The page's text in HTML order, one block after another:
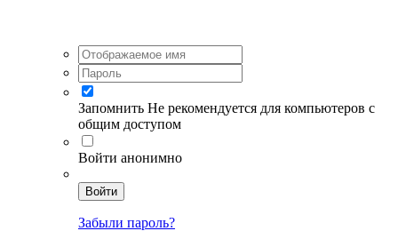
Запомнить Не рекомендуется для компьютеров с
общим доступом
Войти анонимно
Войти
Забыли пароль?